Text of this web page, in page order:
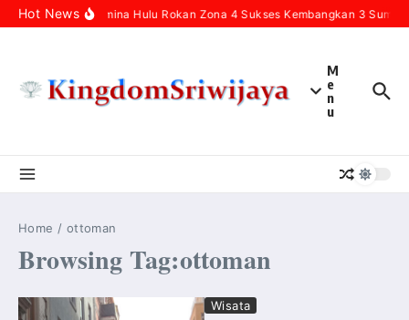
Skip to content
Hot NewsPertamina Hulu Rokan Zona 4 Sukses Kembangkan 3
M
e
n
u
Home / ottoman
Browsing Tag:ottoman
Wisata